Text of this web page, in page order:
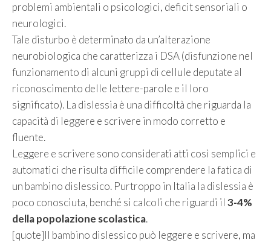
problemi ambientali o psicologici, deficit sensoriali o
neurologici.
Tale disturbo è determinato da un’alterazione
neurobiologica che caratterizza i DSA (disfunzione nel
funzionamento di alcuni gruppi di cellule deputate al
riconoscimento delle lettere-parole e il loro
significato). La dislessia è una difficoltà che riguarda la
capacità di leggere e scrivere in modo corretto e
fluente.
Leggere e scrivere sono considerati atti così semplici e
automatici che risulta difficile comprendere la fatica di
un bambino dislessico. Purtroppo in Italia la dislessia è
poco conosciuta, benché si calcoli che riguardi il 3-4%
della popolazione scolastica.
[quote]Il bambino dislessico può leggere e scrivere, ma